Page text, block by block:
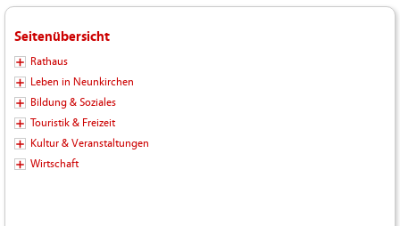
Seitenübersicht
Rathaus
Leben in Neunkirchen
Bildung & Soziales
Touristik & Freizeit
Kultur & Veranstaltungen
Wirtschaft